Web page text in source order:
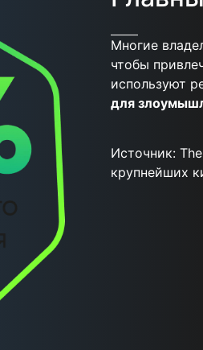
Многие
чтобы
используют
для
Источник:
крупнейших